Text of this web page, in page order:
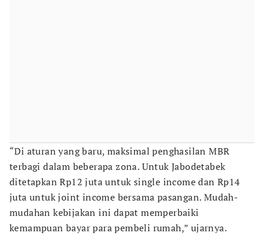
“Di aturan yang baru, maksimal penghasilan MBR
terbagi dalam beberapa zona. Untuk Jabodetabek
ditetapkan Rp12 juta untuk single income dan Rp14
juta untuk joint income bersama pasangan. Mudah-
mudahan kebijakan ini dapat memperbaiki
kemampuan bayar para pembeli rumah,” ujarnya.